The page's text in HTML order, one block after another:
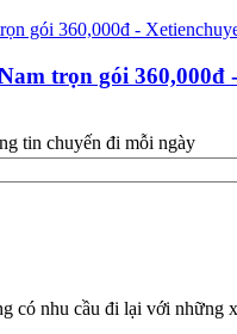
trọn gói 360,000đ
tin chuyến đi mỗi ngày
có nhu cầu đi lại với những